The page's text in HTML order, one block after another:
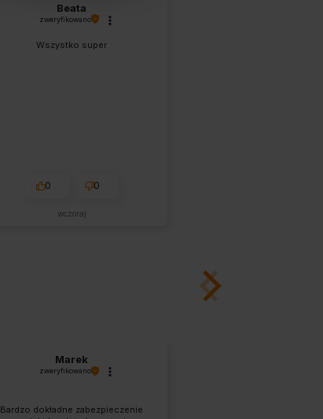
Beata
zweryfikowano
Wszystko super
0 0
wczoraj
Marek
zweryfikowano
Bardzo dokładne zabezpieczenie